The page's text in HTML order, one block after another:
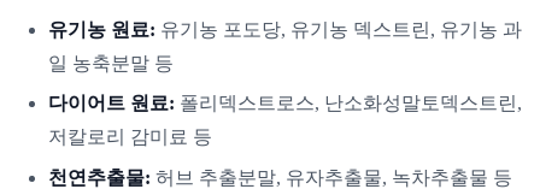
유기농 원료: 유기농 포도당, 유기농 덱스트린, 유기농 과
일 농축분말 등
다이어트 원료: 폴리덱스트로스, 난소화성말토덱스트린,
저칼로리 감미료 등
천연추출물: 허브 추출분말, 유자추출물, 녹차추출물 등